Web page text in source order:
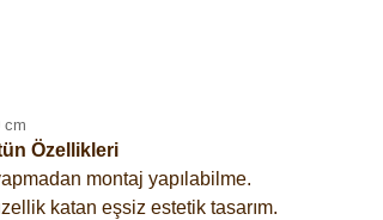
Özellikleri
montaj yapılabilme.
katan eşsiz estetik tasarım.